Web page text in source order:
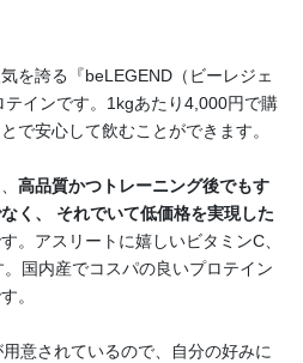
を誇る『beLEGEND（ビーレジェ
テインです。1kgあたり4,000円で購
で安心して飲むことができます。
高品質かつトレーニング後でもす
く、 それでいて低価格を実現した
。アスリートに嬉しいビタミンC、
国内産でコスパの良いプロテイン
。
意されているので、自分の好みに